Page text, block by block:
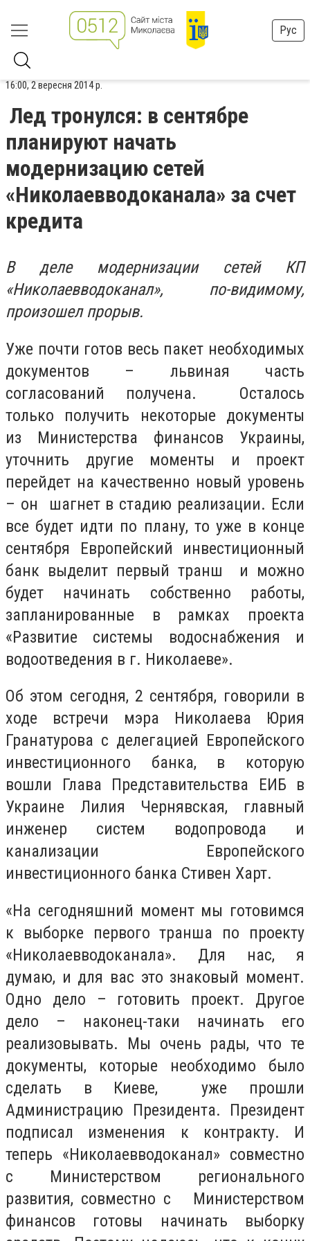
Рус
16:00, 2 вересня 2014 р.
Лед тронулся: в сентябре
планируют начать
модернизацию сетей
«Николаевводоканала» за счет
кредита
В деле модернизации сетей КП
«Николаевводоканал», по-видимому,
произошел прорыв.
Уже почти готов весь пакет необходимых
документов – львиная часть
согласований получена. Осталось
только получить некоторые документы
из Министерства финансов Украины,
уточнить другие моменты и проект
перейдет на качественно новый уровень
– он шагнет в стадию реализации. Если
все будет идти по плану, то уже в конце
сентября Европейский инвестиционный
банк выделит первый транш и можно
будет начинать собственно работы,
запланированные в рамках проекта
«Развитие системы водоснабжения и
водоотведения в г. Николаеве».
Об этом сегодня, 2 сентября, говорили в
ходе встречи мэра Николаева Юрия
Гранатурова с делегацией Европейского
инвестиционного банка, в которую
вошли Глава Представительства ЕИБ в
Украине Лилия Чернявская, главный
инженер систем водопровода и
канализации Европейского
инвестиционного банка Стивен Харт.
«На сегодняшний момент мы готовимся
к выборке первого транша по проекту
«Николаевводоканала». Для нас, я
думаю, и для вас это знаковый момент.
Одно дело – готовить проект. Другое
дело – наконец-таки начинать его
реализовывать. Мы очень рады, что те
документы, которые необходимо было
сделать в Киеве, уже прошли
Администрацию Президента. Президент
подписал изменения к контракту. И
теперь «Николаевводоканал» совместно
с Министерством регионального
развития, совместно с Министерством
финансов готовы начинать выборку